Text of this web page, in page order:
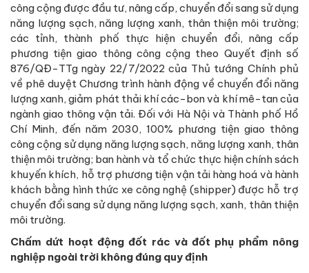
công cộng được đầu tư, nâng cấp, chuyển đổi sang sử dụng
năng lượng sạch, năng lượng xanh, thân thiện môi trường;
các tỉnh, thành phố thực hiện chuyển đổi, nâng cấp
phương tiện giao thông công cộng theo Quyết định số
876/QĐ-TTg ngày 22/7/2022 của Thủ tướng Chính phủ
về phê duyệt Chương trình hành động về chuyển đổi năng
lượng xanh, giảm phát thải khí các-bon và khí mê-tan của
ngành giao thông vận tải. Đối với Hà Nội và Thành phố Hồ
Chí Minh, đến năm 2030, 100% phương tiện giao thông
công cộng sử dụng năng lượng sạch, năng lượng xanh, thân
thiện môi trường; ban hành và tổ chức thực hiện chính sách
khuyến khích, hỗ trợ phương tiện vận tải hàng hoá và hành
khách bằng hình thức xe công nghệ (shipper) được hỗ trợ
chuyển đổi sang sử dụng năng lượng sạch, xanh, thân thiện
môi trường.
Chấm dứt hoạt động đốt rác và đốt phụ phẩm nông
nghiệp ngoài trời không đúng quy định